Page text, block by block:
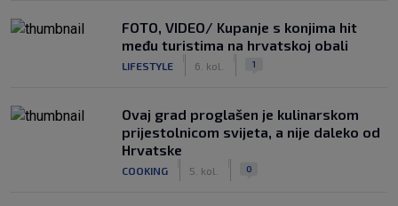
FOTO, VIDEO/ Kupanje s konjima hit
među turistima na hrvatskoj obali
LIFESTYLE 6. kol. 1
Ovaj grad proglašen je kulinarskom
prijestolnicom svijeta, a nije daleko od
Hrvatske
COOKING 5. kol. 0